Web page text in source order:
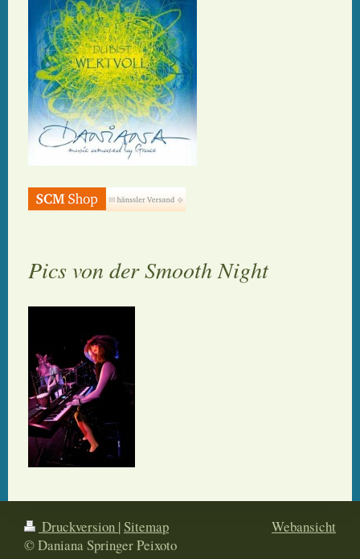
Pics von der Smooth Night
Druckversion |Sitemap
© Daniana Springer Peixoto
Webansicht